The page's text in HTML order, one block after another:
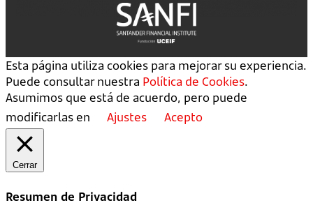
Esta página utiliza cookies para mejorar su experiencia.
Puede consultar nuestra Política de Cookies.
Asumimos que está de acuerdo, pero puede
modificarlas en
Ajustes Acepto
Cerrar
Resumen de Privacidad